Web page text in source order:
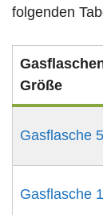
folgenden
Größe
Gasflasche
Gasflasche